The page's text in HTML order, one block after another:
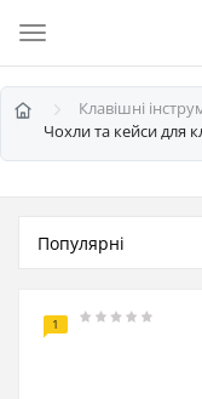
Клавішні
Чохли та кейси для
1